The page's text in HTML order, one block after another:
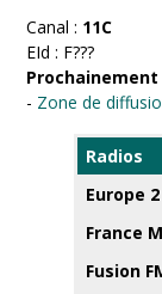
Canal : 11C
EId : F???
- Zone de
Radios
Europe
France
Fusion